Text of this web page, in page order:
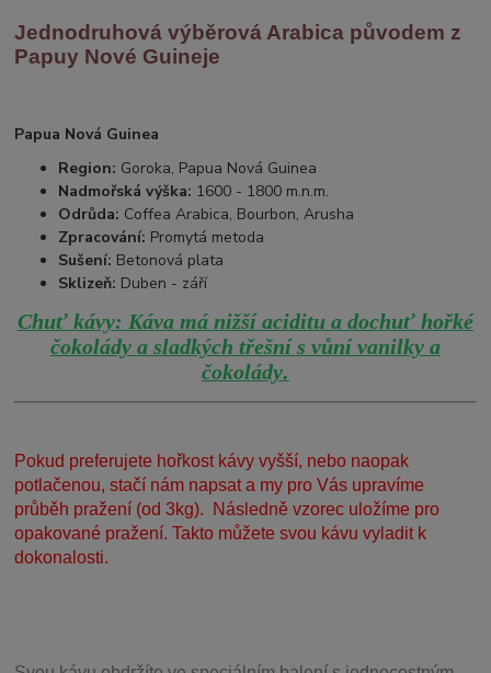
Jednodruhová výběrová Arabica původem z
Papuy Nové Guineje
Papua Nová Guinea
Region: Goroka, Papua Nová Guinea
Nadmořská výška: 1600 - 1800 m.n.m.
Odrůda: Coffea Arabica, Bourbon, Arusha
Zpracování: Promytá metoda
Sušení: Betonová plata
Sklizeň: Duben - září
Chuť kávy: Káva má nižší aciditu a dochuť hořké
čokolády a sladkých třešní s vůní vanilky a
čokolády.
Pokud preferujete hořkost kávy vyšší, nebo naopak
potlačenou, stačí nám napsat a my pro Vás upravíme
průběh pražení (od 3kg). Následně vzorec uložíme pro
opakované pražení. Takto můžete svou kávu vyladit k
dokonalosti.